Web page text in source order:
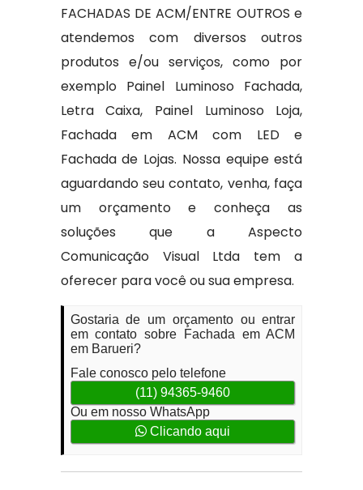
FACHADAS DE ACM/ENTRE OUTROS e
atendemos com diversos outros
produtos e/ou serviços, como por
exemplo Painel Luminoso Fachada,
Letra Caixa, Painel Luminoso Loja,
Fachada em ACM com LED e
Fachada de Lojas. Nossa equipe está
aguardando seu contato, venha, faça
um orçamento e conheça as
soluções que a Aspecto
Comunicação Visual Ltda tem a
oferecer para você ou sua empresa.
Gostaria de um orçamento ou entrar
em contato sobre Fachada em ACM
em Barueri?
Fale conosco pelo telefone
(11) 94365-9460
Ou em nosso WhatsApp
Clicando aqui